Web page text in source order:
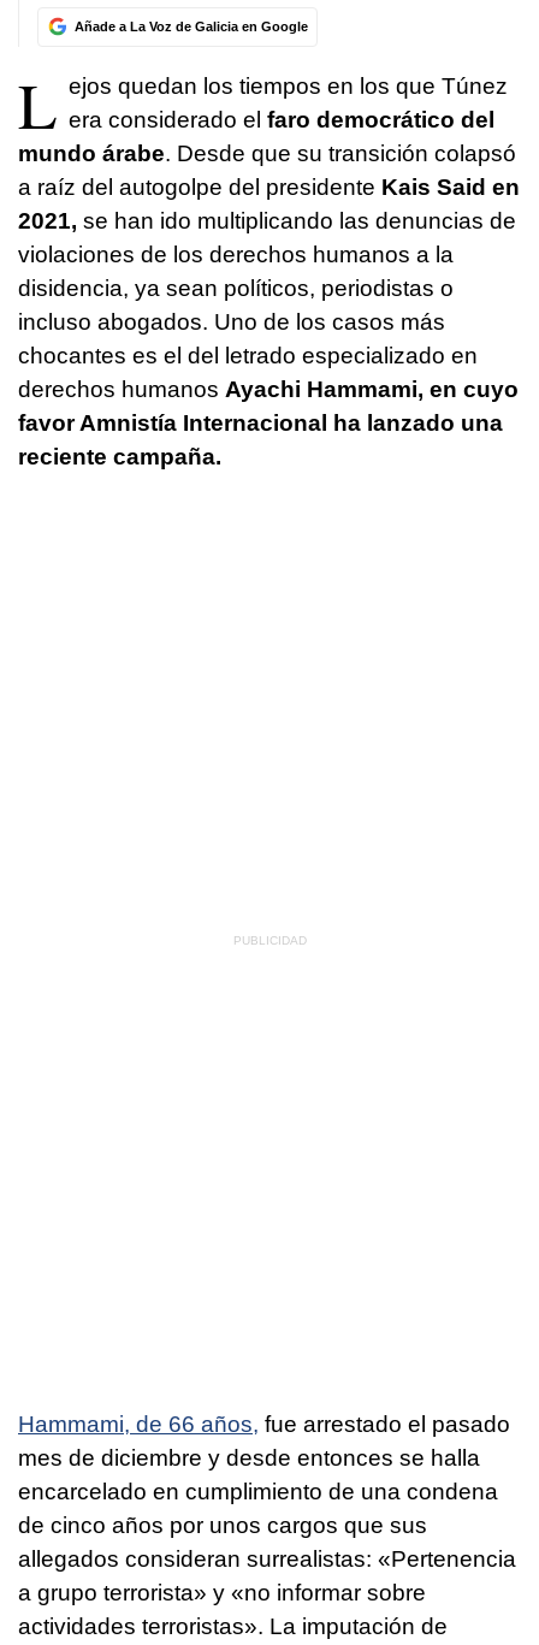
Añade a La Voz de Galicia en Google
L ejos quedan los tiempos en los que Túnez
era considerado el faro democrático del
mundo árabe. Desde que su transición colapsó
a raíz del autogolpe del presidente Kais Said en
2021, se han ido multiplicando las denuncias de
violaciones de los derechos humanos a la
disidencia, ya sean políticos, periodistas o
incluso abogados. Uno de los casos más
chocantes es el del letrado especializado en
derechos humanos Ayachi Hammami, en cuyo
favor Amnistía Internacional ha lanzado una
reciente campaña.
Hammami, de 66 años, fue arrestado el pasado
mes de diciembre y desde entonces se halla
encarcelado en cumplimiento de una condena
de cinco años por unos cargos que sus
allegados consideran surrealistas: «Pertenencia
a grupo terrorista» y «no informar sobre
actividades terroristas». La imputación de